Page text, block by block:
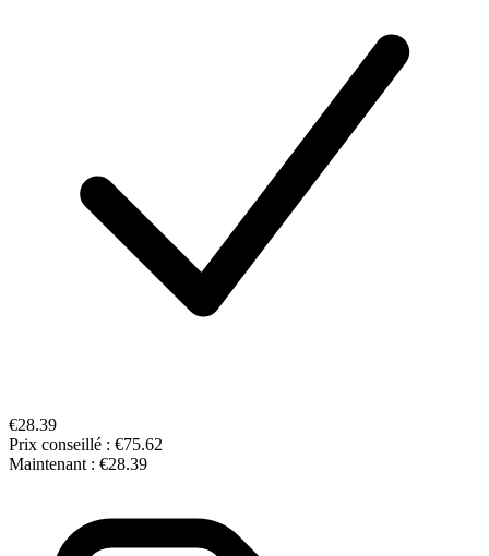
€28.39
Prix conseillé : €75.62
Maintenant : €28.39